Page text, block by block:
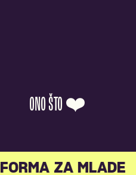
ONO ŠTO ❤️
ZA MLADE